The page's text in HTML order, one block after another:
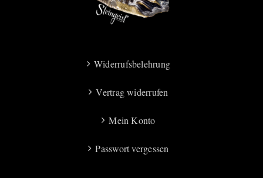
Widerrufsbelehrung
Vertrag widerrufen
Mein Konto
Passwort vergessen